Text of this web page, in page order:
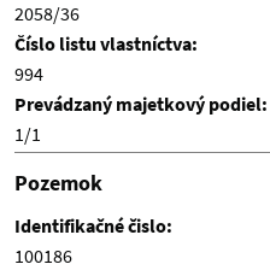
2058/36
Číslo listu vlastníctva:
994
Prevádzaný majetkový podiel:
1/1
Pozemok
Identifikačné čislo:
100186